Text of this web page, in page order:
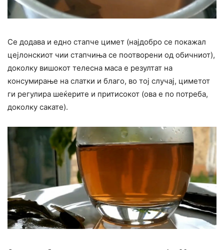
Се додава и едно стапче цимет (најдобро се покажал
цејлонскиот чии стапчиња се поотворени од обичниот),
доколку вишокот телесна маса е резултат на
консумирање на слатки и благо, во тој случај, циметот
ги регулира шеќерите и притисокот (ова е по потреба,
доколку сакате).